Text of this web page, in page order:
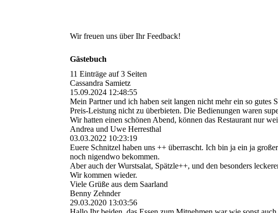
Wir freuen uns über Ihr Feedback!
Gästebuch
11 Einträge auf 3 Seiten
Cassandra Samietz
15.09.2024 12:48:55
Mein Partner und ich haben seit langen nicht mehr ein so gutes
Preis-Leistung nicht zu überbieten. Die Bedienungen waren
Wir hatten einen schönen Abend, können das Restaurant nur
Andrea und Uwe Herresthal
03.03.2022 10:23:19
Euere Schnitzel haben uns ++ überrascht. Ich bin ja ein ja
noch nigendwo bekommen.
Aber auch der Wurstsalat, Spätzle++, und den besonders
Wir kommen wieder.
Viele Grüße aus dem Saarland
Benny Zehnder
29.03.2020 13:03:56